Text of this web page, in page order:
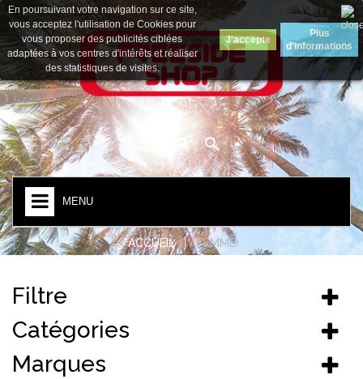
Devise : Euro
MENU
En poursuivant votre navigation sur ce site,
vous acceptez l'utilisation de Cookies pour
vous proposer des publicités ciblées
adaptées à vos centres d'intérêts et réaliser
des statistiques de visites.
J'accepte
Plus
d'informations
ACCUEIL FEMME
Filtre
Catégories
Marques